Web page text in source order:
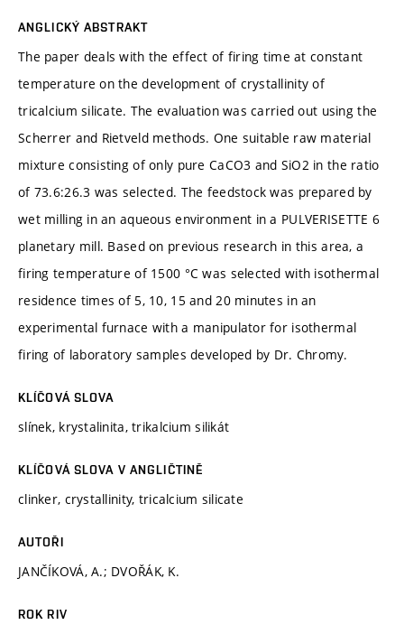
ANGLICKÝ ABSTRAKT
The paper deals with the effect of firing time at constant
temperature on the development of crystallinity of
tricalcium silicate. The evaluation was carried out using the
Scherrer and Rietveld methods. One suitable raw material
mixture consisting of only pure CaCO3 and SiO2 in the ratio
of 73.6:26.3 was selected. The feedstock was prepared by
wet milling in an aqueous environment in a PULVERISETTE 6
planetary mill. Based on previous research in this area, a
firing temperature of 1500 °C was selected with isothermal
residence times of 5, 10, 15 and 20 minutes in an
experimental furnace with a manipulator for isothermal
firing of laboratory samples developed by Dr. Chromy.
KLÍČOVÁ SLOVA
slínek, krystalinita, trikalcium silikát
KLÍČOVÁ SLOVA V ANGLIČTINĚ
clinker, crystallinity, tricalcium silicate
AUTOŘI
JANČÍKOVÁ, A.; DVOŘÁK, K.
ROK RIV